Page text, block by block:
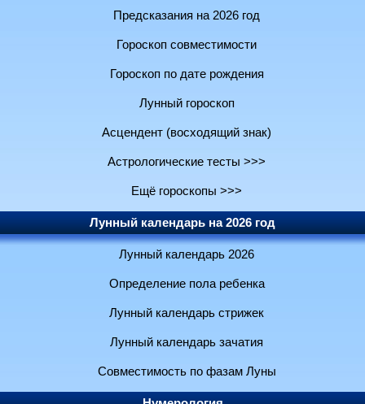
Предсказания на 2026 год
Гороскоп совместимости
Гороскоп по дате рождения
Лунный гороскоп
Асцендент (восходящий знак)
Астрологические тесты >>>
Ещё гороскопы >>>
Лунный календарь на 2026 год
Лунный календарь 2026
Определение пола ребенка
Лунный календарь стрижек
Лунный календарь зачатия
Совместимость по фазам Луны